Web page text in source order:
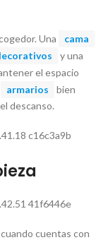
Una
cama
y una
el espacio
armarios
bien
descanso.
cuentas con